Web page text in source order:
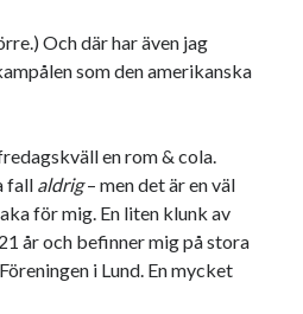
radio recept
språkpolis
tips tåg
Och där har även jag
som den amerikanska
en rom & cola.
fall aldrig– men det är en väl
för mig. En liten klunk av
år och befinner mig på stora
i Lund. En mycket